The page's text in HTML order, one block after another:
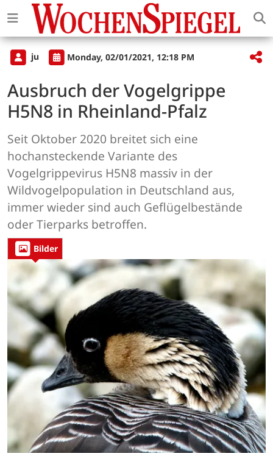
ju Monday, 02/01/2021, 12:18 PM
Ausbruch der Vogelgrippe
H5N8 in Rheinland-Pfalz
Seit Oktober 2020 breitet sich eine
hochansteckende Variante des
Vogelgrippevirus H5N8 massiv in der
Wildvogelpopulation in Deutschland aus,
immer wieder sind auch Geflügelbestände
oder Tierparks betroffen.
Bilder